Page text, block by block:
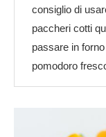
consiglio di
paccheri cotti
passare in
pomodoro